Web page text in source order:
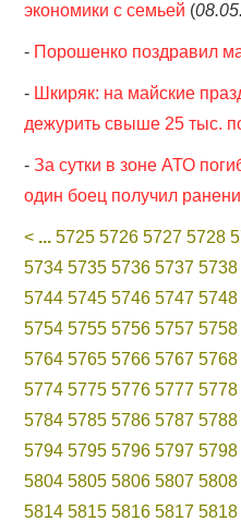
экономики с семьей (
- Порошенко поздравил
- Шкиряк: на майские
дежурить свыше 25 тыс.
-За сутки в зоне АТО
один боец получил
< ... 5725 5726 5727 5728
5734 5735 5736 5737 5738
5744 5745 5746 5747 5748
5754 5755 5756 5757 5758
5764 5765 5766 5767 5768
5774 5775 5776 5777 5778
5784 5785 5786 5787 5788
5794 5795 5796 5797 5798
5804 5805 5806 5807 5808
5814 5815 5816 5817 5818